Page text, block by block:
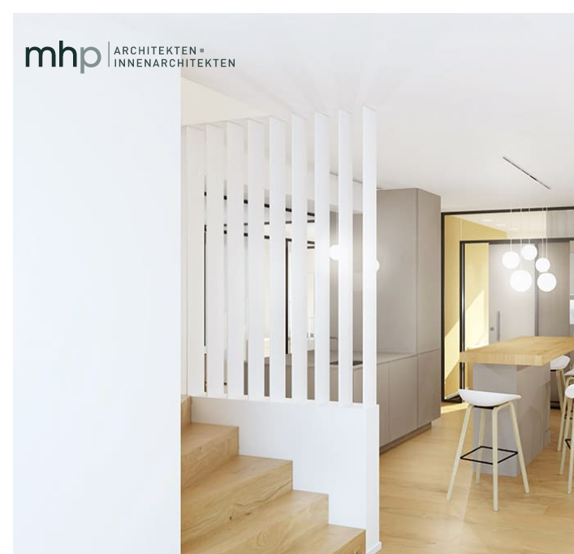
BÜROGEBÄUDE IN MÜNCHEN
BÜRO & VERWALTUNG
Umbau, Sanierung und Ausbau von zwei Büroetagen zu einzeln
vermietbaren Büroeinheiten mit hoher Raum-und
UNSERE LEISTUNGEN
Ausschreibung
Gestalterische Oberleitung